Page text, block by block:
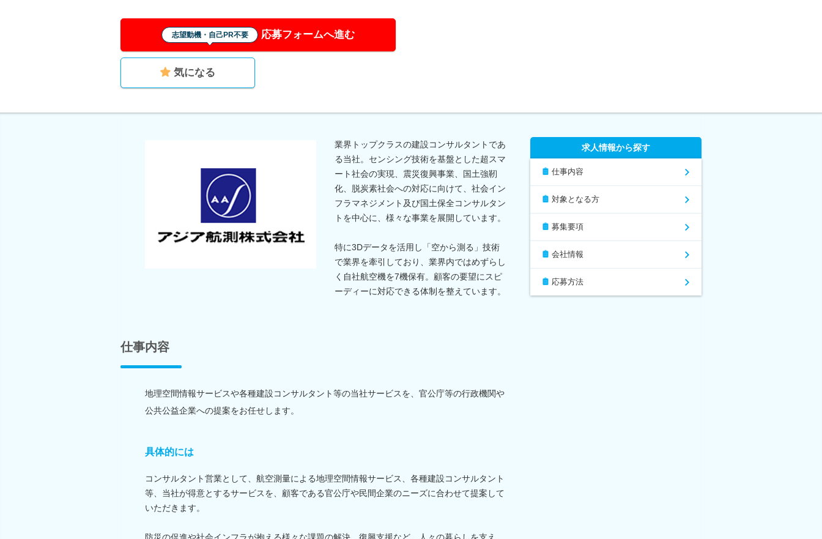
志望動機・自己PR不要 応募フォームへ進む
気になる
業界トップクラスの建設コンサルタントであ
る当社。センシング技術を基盤とした超スマ
ート社会の実現、震災復興事業、国土強靭
化、脱炭素社会への対応に向けて、社会イン
フラマネジメント及び国土保全コンサルタン
トを中心に、様々な事業を展開しています。
特に3Dデータを活用し「空から測る」技術
で業界を牽引しており、業界内ではめずらし
く自社航空機を7機保有。顧客の要望にスピ
ーディーに対応できる体制を整えています。
仕事内容
地理空間情報サービスや各種建設コンサルタント等の当社サービスを、官公庁等の行政機関や
公共公益企業への提案をお任せします。
具体的には
コンサルタント営業として、航空測量による地理空間情報サービス、各種建設コンサルタント
等、当社が得意とするサービスを、顧客である官公庁や民間企業のニーズに合わせて提案して
いただきます。
防災の促進や社会インフラが抱える様々な課題の解決、復興支援など、人々の暮らしを支え、
求人情報から探す
仕事内容
対象となる方
募集要項
会社情報
応募方法